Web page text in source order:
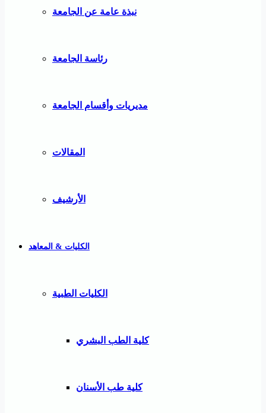
نبذة عامة عن الجامعة
رئاسة الجامعة
مديريات وأقسام الجامعة
المقالات
الأرشيف
الكليات & المعاهد
الكليات الطبية
كلية الطب البشري
كلية طب الأسنان